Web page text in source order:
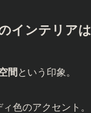
インテリアは
間 という印象。
色のアクセント。